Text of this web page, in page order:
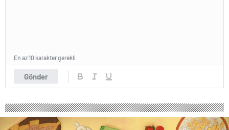
Gönder
En az 10 karakter gerekli